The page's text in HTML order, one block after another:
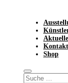
Kontakt
Shop